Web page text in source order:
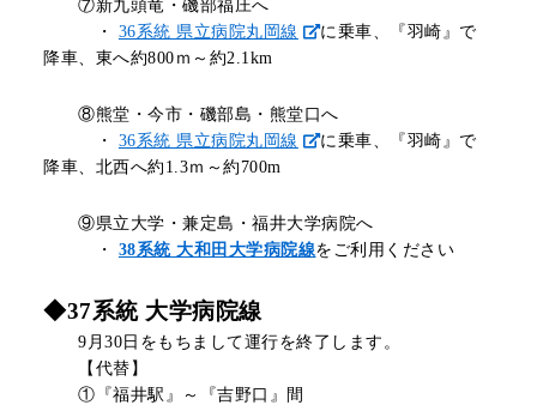
⑦新九頭竜・磯部福庄へ
・ 36系統 県立病院丸岡線
に乗車、『羽崎』で
降車、東へ約800ｍ～約2.1km
⑧熊堂・今市・磯部島・熊堂口へ
・ 36系統 県立病院丸岡線
に乗車、『羽崎』で
降車、北西へ約1.3ｍ～約700m
⑨県立大学・兼定島・福井大学病院へ
・ 38系統 大和田大学病院線をご利用ください
◆37系統 大学病院線
9月30日をもちまして運行を終了します。
【代替】
① 『福井駅』～『吉野口』間